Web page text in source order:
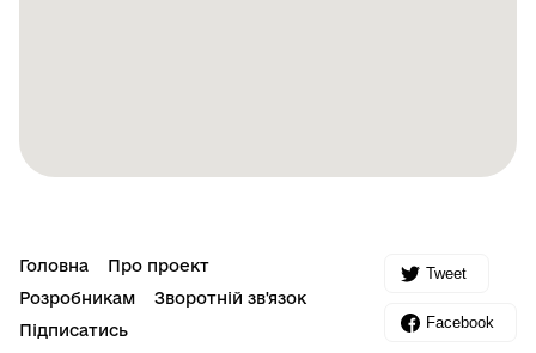
Головна
Про проект
Розробникам
Зворотній зв'язок
Підписатись
Tweet
Facebook